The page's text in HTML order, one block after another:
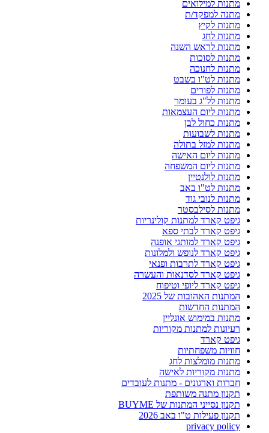
מתנות למילואים
מתנה למפקד/ת
מתנות לקיץ
מתנות לחג
מתנות לראש השנה
מתנות לסוכות
מתנות לחנוכה
מתנות לט"ו בשבט
מתנות לפורים
מתנות לל"ג בעומר
מתנות ליום העצמאות
מתנות כחול לבן
מתנות לשבועות
מתנות למזל בתולה
מתנות ליום האישה
מתנות ליום המשפחה
מתנות לולנטיין
מתנות לט"ו באב
מתנות לנובי גוד
מתנות לסילבסטר
גיפט קארד למתנות קולינריות
גיפט קארד לבתי ספא
גיפט קארד למותגי אופנה
גיפט קארד לנופש ולמלונות
גיפט קארד לתרבות ופנאי
גיפט קארד לסדנאות והעשרה
גיפט קארד ליופי וטיפוח
המתנות האהובות של 2025
המתנות החדשות
מתנות במימוש אונליין
רעיונות למתנות מקוריות
גיפט קארד
חוויות משפחתיות
מתנות מומלצות לחג
מתנות מקוריות לאישה
חברות וארגונים - מתנות לעובדים
תקנון מתנה משותפת
תקנון נסייני המתנות של BUYME
תקנון פעילות ט"ו באב 2026
privacy policy